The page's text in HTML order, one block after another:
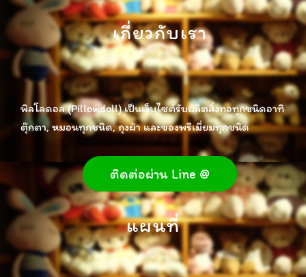
เกี่ยวกับเรา
พิลโลดอล (Pillowdoll) เป็นเว็บไซต์รับผลิตสิ่งทอทุกชนิดอาทิ
ตุ๊กตา, หมอนทุกชนิด, ถุงผ้า และของพรีเมี่ยมทุกชนิด
ติดต่อผ่าน Line @
แผนที่